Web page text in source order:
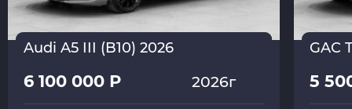
Audi A5 III (B10) 2026
6 100 000 Р 2026г
GAC
5